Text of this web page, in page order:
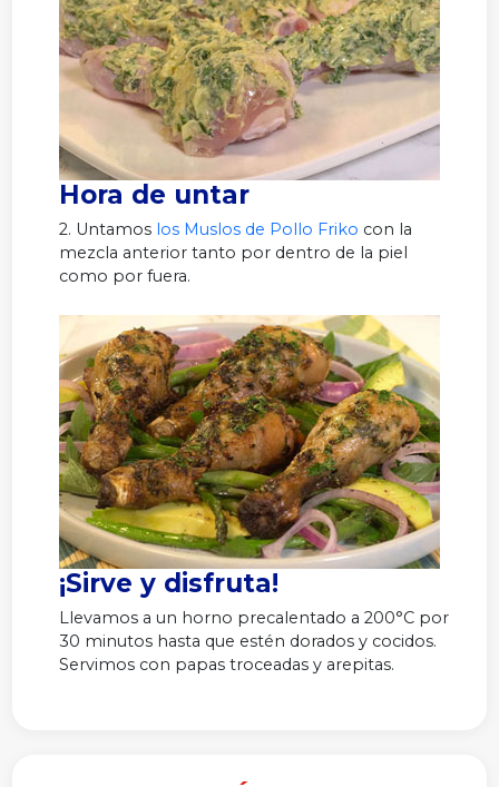
Hora de untar
2. Untamos los Muslos de Pollo Friko con la
mezcla anterior tanto por dentro de la piel
como por fuera.
¡Sirve y disfruta!
Llevamos a un horno precalentado a 200°C por
30 minutos hasta que estén dorados y cocidos.
Servimos con papas troceadas y arepitas.